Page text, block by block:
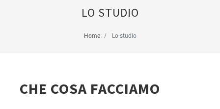
LO STUDIO
Home Lo studio
CHE COSA FACCIAMO